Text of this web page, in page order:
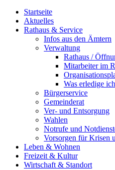
Startseite
Aktuelles
Rathaus & Service
Infos aus den Ämtern
Verwaltung
Rathaus /
Mitarbeiter im
Was erledige
Bürgerservice
Gemeinderat
Ver- und Entsorgung
Wahlen
Notrufe und
Vorsorgen für Krisen
Leben & Wohnen
Freizeit & Kultur
Wirtschaft & Standort